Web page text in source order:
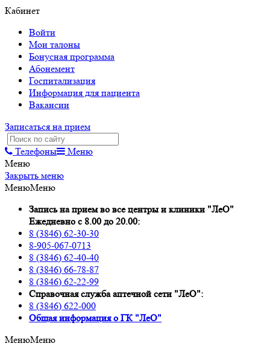
Кабинет
Войти
Мои талоны
Бонусная программа
Абонемент
Госпитализация
Информация для пациента
Вакансии
Записаться на прием
Телефоны
Меню
Меню
Закрыть меню
МенюМеню
Запись на прием во все центры и клиники "ЛеО"
Ежедневно с 8.00 до 20.00:
8 (3846) 62-30-30
8-905-067-0713
8 (3846) 62-40-40
8 (3846) 66-78-87
8 (3846) 62-22-99
Справочная служба аптечной сети "ЛеО":
8 (3846) 622-000
Oбщая информация о ГК "ЛеО"
МенюМеню